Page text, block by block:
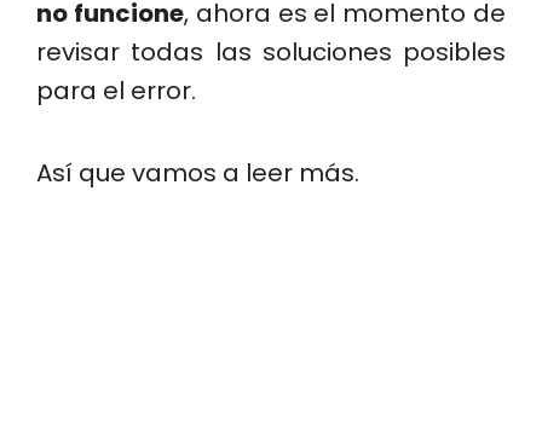
no funcione, ahora es el momento de
revisar todas las soluciones posibles
para el error.
Así que vamos a leer más.